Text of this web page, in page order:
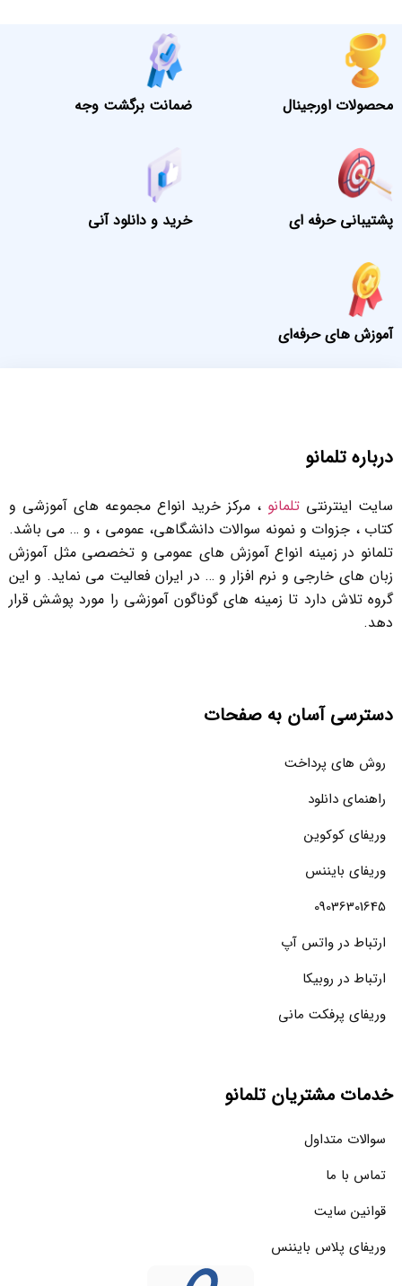
محصولات اورجینال ضمانت برگشت وجه
پشتیبانی حرفه ای خرید و دانلود آنی
آموزش های حرفه‌ای
درباره تلمانو
سایت اینترنتی تلمانو ، مرکز خرید انواع مجموعه های آموزشی و
کتاب ، جزوات و نمونه سوالات دانشگاهی، عمومی ، و … می باشد.
تلمانو در زمینه انواع آموزش های عمومی و تخصصی مثل آموزش
زبان های خارجی و نرم افزار و … در ایران فعالیت می نماید. و این
گروه تلاش دارد تا زمینه های گوناگون آموزشی را مورد پوشش قرار
دهد.
دسترسی آسان به صفحات
روش های پرداخت
راهنمای دانلود
وریفای کوکوین
وریفای بایننس
09036301645
ارتباط در واتس آپ
ارتباط در روبیکا
وریفای پرفکت مانی
خدمات مشتریان تلمانو
سوالات متداول
تماس با ما
قوانین سایت
وریفای پلاس بایننس